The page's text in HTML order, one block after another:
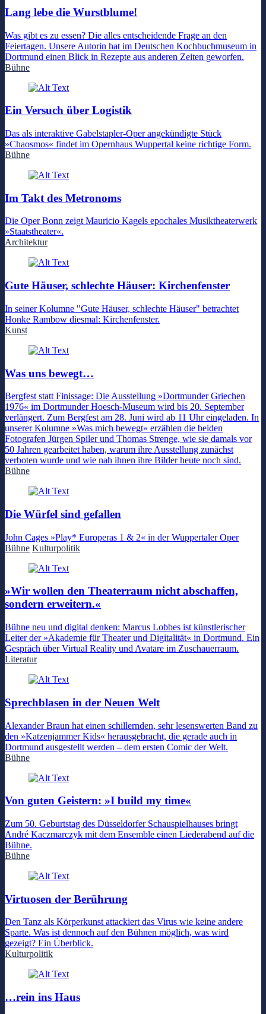
Lang lebe die Wurstblume!
Was gibt es zu essen? Die alles entscheidende Frage an den
Feiertagen. Unsere Autorin hat im Deutschen Kochbuchmuseum in
Dortmund einen Blick in Rezepte aus anderen Zeiten geworfen.
Bühne
Ein Versuch über Logistik
Das als interaktive Gabelstapler-Oper angekündigte Stück
»Chaosmos« findet im Opernhaus Wuppertal keine richtige Form.
Bühne
Im Takt des Metronoms
Die Oper Bonn zeigt Mauricio Kagels epochales Musiktheaterwerk
»Staatstheater«.
Architektur
Gute Häuser, schlechte Häuser: Kirchenfenster
In seiner Kolumne "Gute Häuser, schlechte Häuser" betrachtet
Honke Rambow diesmal: Kirchenfenster.
Kunst
Was uns bewegt…
Bergfest statt Finissage: Die Ausstellung »Dortmunder Griechen
1976« im Dortmunder Hoesch-Museum wird bis 20. September
verlängert. Zum Bergfest am 28. Juni wird ab 11 Uhr eingeladen. In
unserer Kolumne »Was mich bewegt« erzählen die beiden
Fotografen Jürgen Spiler und Thomas Strenge, wie sie damals vor
50 Jahren gearbeitet haben, warum ihre Ausstellung zunächst
verboten wurde und wie nah ihnen ihre Bilder heute noch sind.
Bühne
Die Würfel sind gefallen
John Cages »Play* Europeras 1 & 2« in der Wuppertaler Oper
Bühne Kulturpolitik
»Wir wollen den Theaterraum nicht abschaffen,
sondern erweitern.«
Bühne neu und digital denken: Marcus Lobbes ist künstlerischer
Leiter der »Akademie für Theater und Digitalität« in Dortmund. Ein
Gespräch über Virtual Reality und Avatare im Zuschauerraum.
Literatur
Sprechblasen in der Neuen Welt
Alexander Braun hat einen schillernden, sehr lesenswerten Band zu
den »Katzenjammer Kids« herausgebracht, die gerade auch in
Dortmund ausgestellt werden – dem ersten Comic der Welt.
Bühne
Von guten Geistern: »I build my time«
Zum 50. Geburtstag des Düsseldorfer Schauspielhauses bringt
André Kaczmarczyk mit dem Ensemble einen Liederabend auf die
Bühne.
Bühne
Virtuosen der Berührung
Den Tanz als Körperkunst attackiert das Virus wie keine andere
Sparte. Was ist dennoch auf den Bühnen möglich, was wird
gezeigt? Ein Überblick.
Kulturpolitik
…rein ins Haus